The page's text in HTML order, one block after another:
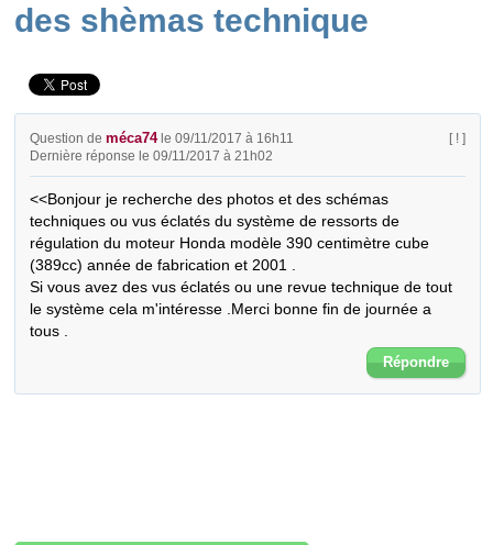
des shèmas technique
Question deméca74le 09/11/2017 à 16h11
Dernière réponse le 09/11/2017 à 21h02
[ ! ]
<<Bonjour je recherche des photos et des schémas
techniques ou vus éclatés du système de ressorts de
régulation du moteur Honda modèle 390 centimètre cube
(389cc) année de fabrication et 2001 .
Si vous avez des vus éclatés ou une revue technique de tout
le système cela m'intéresse .Merci bonne fin de journée a
tous .
Répondre